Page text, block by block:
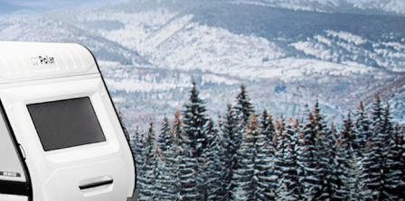
Ann Olsen